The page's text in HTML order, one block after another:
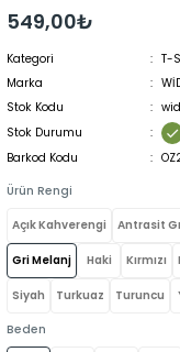
549,00₺
Kategori T-
Marka
Stok Kodu
Stok Durumu
Barkod Kodu
Ürün Rengi
Açık Kahverengi Antrasit
Gri Melanj Haki Kırmızı
Siyah Turkuaz Turuncu
Beden